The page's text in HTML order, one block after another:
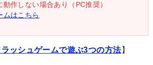
作しない場合あり（PC推奨）
ムはこちら
ッシュゲームで遊ぶ3つの方法】